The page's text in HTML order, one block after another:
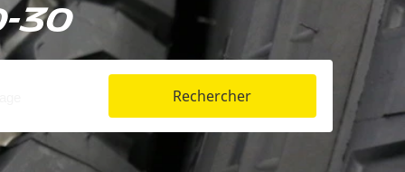
Aviation
Auto & SUV
30
Rechercher